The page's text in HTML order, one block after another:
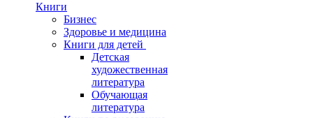
Книги
Бизнес
Здоровье и медицина
Книги для детей
Детская
художественная
литература
Обучающая
литература